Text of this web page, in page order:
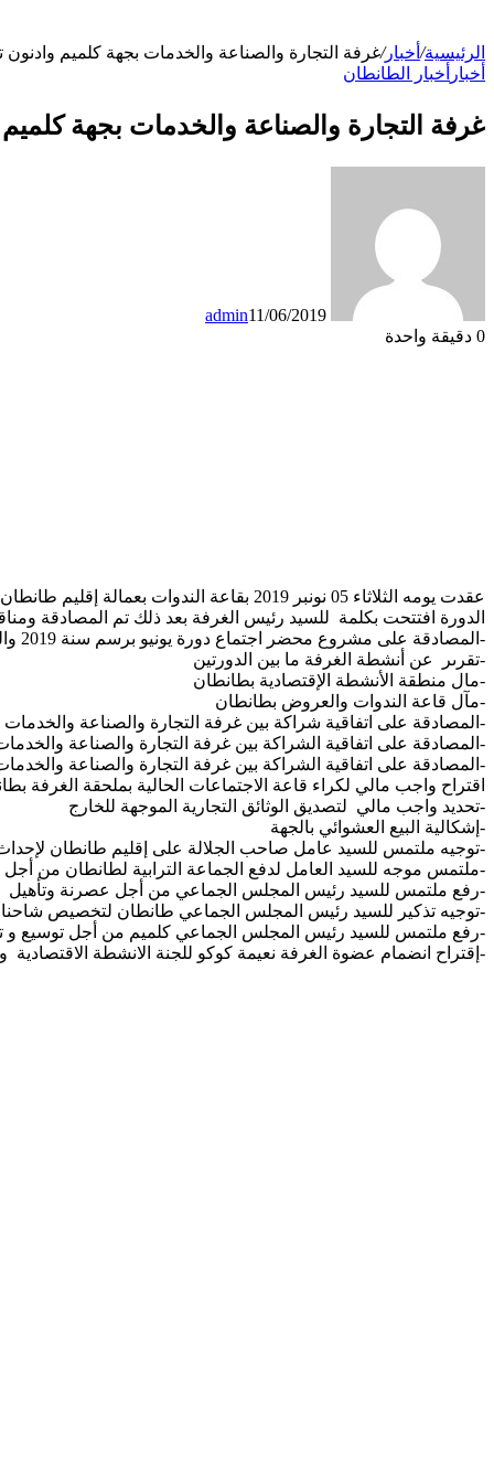
الرئيسية/ أخبار/غرفة التجارة والصناعة والخدمات بجهة كلميم وادنون تعقد
أخبار أخبار الطانطان
غرفة التجارة والصناعة والخدمات بجهة كلميم
admin11/06/2019
0 دقيقة واحدة
عقدت يومه الثلاثاء 05 نونبر 2019 بقاعة الندوات بعمالة إقليم طانطان الدورة العادية لشهر أكتوبر لسنة 2019 لغرفة التجارة والصناعة والخدمات لجهة كلميم وادنون.
الدورة افتتحت بكلمة للسيد رئيس الغرفة بعد ذلك تم المصادقة
-المصادقة على مشروع محضر اجتماع دورة يونيو برسم سنة 2019 والمنعقد بمقر الغرفة بكلميم بتاريخ 20يونيو2019.
-تقرىر عن أنشطة الغرفة ما بين الدورتين
-مال منطقة الأنشطة الإقتصادية بطانطان
-مآل قاعة الندوات والعروض بطانطان
-المصادقة على اتفاقية شراكة بين غرفة التجارة والصناعة والخدمات
-المصادقة على اتفاقية الشراكة بين غرفة التجارة والصناعة
-المصادقة على اتفاقية الشراكة بين غرفة التجارة والصناعة
اقتراح واجب مالي لكراء قاعة الاجتماعات الحالية بملحقة الغرفة
-تحديد واجب مالي لتصديق الوثائق التجارية الموجهة للخارج
-إشكالية البيع العشوائي بالجهة
-توجيه ملتمس للسيد عامل صاحب الجلالة على إقليم طانطان
-ملتمس موجه للسيد العامل لدفع الجماعة الترابية لطانطان من أجل
-رفع ملتمس للسيد رئيس المجلس الجماعي من أجل عصرنة وتأهيل
-توجيه تذكير للسيد رئيس المجلس الجماعي طانطان لتخصيص
-رفع ملتمس للسيد رئيس المجلس الجماعي كلميم من أجل توسيع و
-إقتراح انضمام عضوة الغرفة نعيمة كوكو للجنة الانشطة الاقتصادية